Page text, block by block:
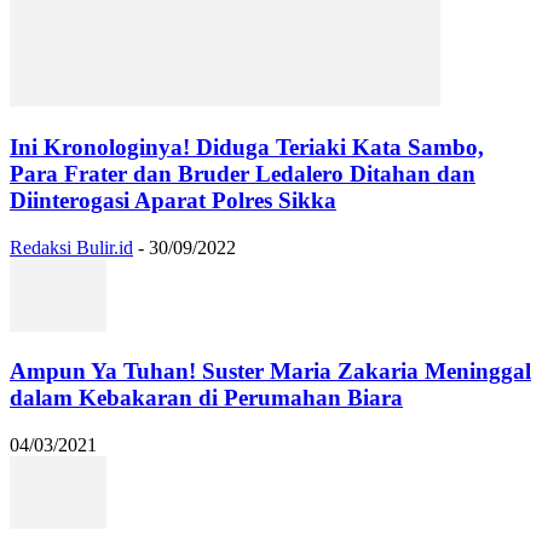
Ini Kronologinya! Diduga Teriaki Kata Sambo,
Para Frater dan Bruder Ledalero Ditahan dan
Diinterogasi Aparat Polres Sikka
Redaksi Bulir.id - 30/09/2022
Ampun Ya Tuhan! Suster Maria Zakaria Meninggal
dalam Kebakaran di Perumahan Biara
04/03/2021